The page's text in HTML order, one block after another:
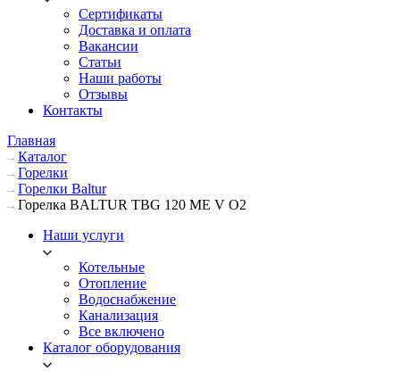
Сертификаты
Доставка и оплата
Вакансии
Статьи
Наши работы
Отзывы
Контакты
Главная
Каталог
Горелки
Горелки Baltur
Горелка BALTUR TBG 120 ME V O2
Наши услуги
Котельные
Отопление
Водоснабжение
Канализация
Все включено
Каталог оборудования